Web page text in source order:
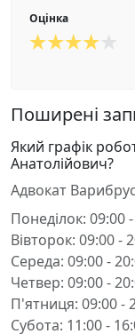
Оцінка
Поширені
Який графік
Анатолійович?
Адвокат
Понеділок: 09:00
Вівторок: 09:00 -
Середа: 09:00 -
Четвер: 09:00 -
П'ятниця: 09:00 -
Субота: 11:00 -